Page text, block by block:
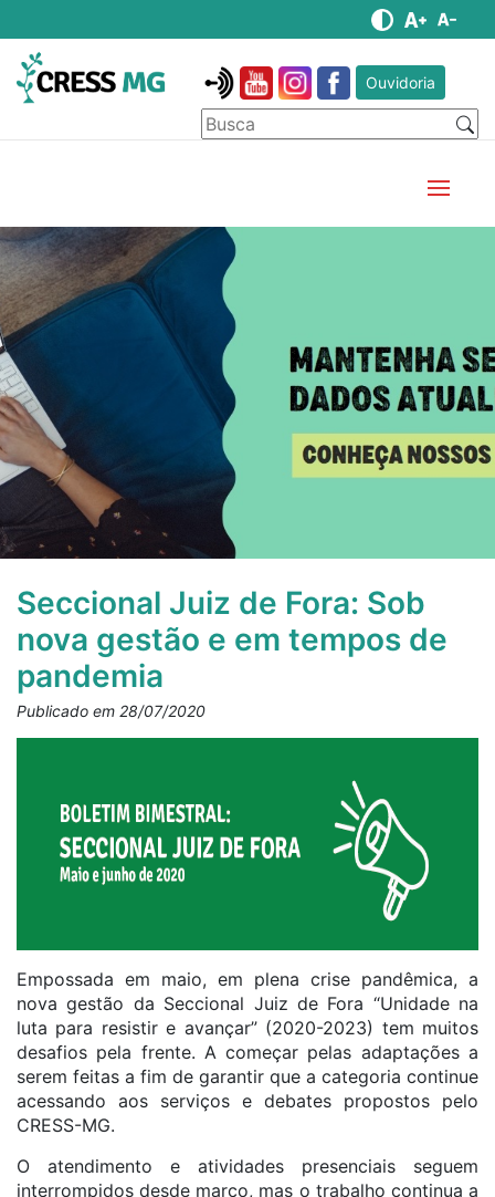
Ouvidoria
Seccional Juiz de Fora: Sob
nova gestão e em tempos de
pandemia
Publicado em 28/07/2020
Empossada em maio, em plena crise pandêmica, a
nova gestão da Seccional Juiz de Fora “Unidade na
luta para resistir e avançar” (2020-2023) tem muitos
desafios pela frente. A começar pelas adaptações a
serem feitas a fim de garantir que a categoria continue
acessando aos serviços e debates propostos pelo
CRESS-MG.
O atendimento e atividades presenciais seguem
interrompidos desde março, mas o trabalho continua a